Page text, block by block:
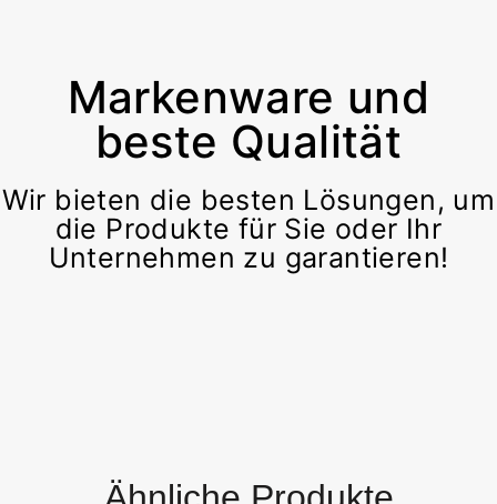
Markenware und
beste Qualität
Wir bieten die besten Lösungen, um
die Produkte für Sie oder Ihr
Unternehmen zu garantieren!